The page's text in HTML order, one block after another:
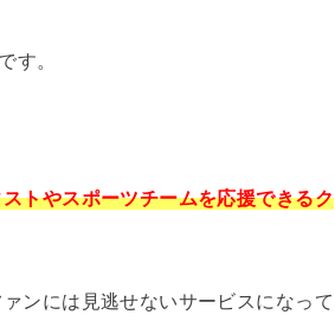
す。
トやスポーツチームを応援できるク
ンには見逃せないサービスになって